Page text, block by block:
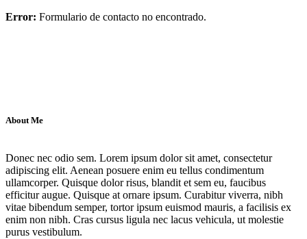
Error: Formulario de contacto no encontrado.
About Me
Donec nec odio sem. Lorem ipsum dolor sit amet, consectetur
adipiscing elit. Aenean posuere enim eu tellus condimentum
ullamcorper. Quisque dolor risus, blandit et sem eu, faucibus
efficitur augue. Quisque at ornare ipsum. Curabitur viverra, nibh
vitae bibendum semper, tortor ipsum euismod mauris, a facilisis ex
enim non nibh. Cras cursus ligula nec lacus vehicula, ut molestie
purus vestibulum.